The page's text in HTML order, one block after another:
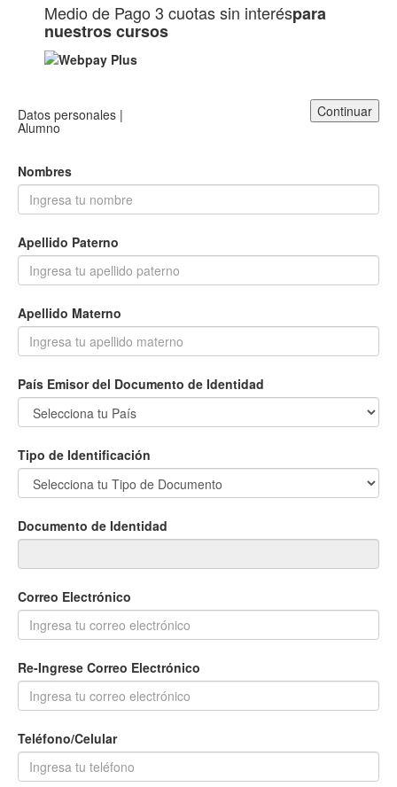
Medio de Pago 3 cuotas sin interéspara
nuestros cursos
Continuar
Datos personales |
Alumno
Nombres
Apellido Paterno
Apellido Materno
País Emisor del Documento de Identidad
Tipo de Identificación
Documento de Identidad
Correo Electrónico
Re-Ingrese Correo Electrónico
Teléfono/Celular